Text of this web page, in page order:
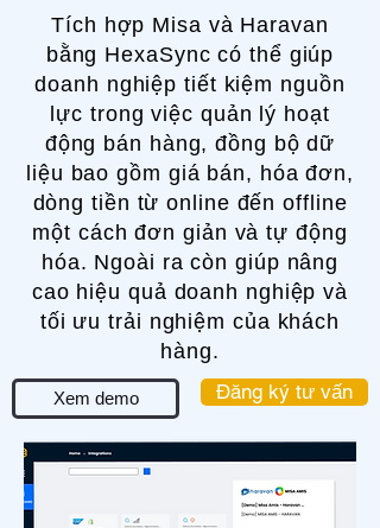
Tích hợp Misa và Haravan
bằng HexaSync có thể giúp
doanh nghiệp tiết kiệm nguồn
lực trong việc quản lý hoạt
động bán hàng, đồng bộ dữ
liệu bao gồm giá bán, hóa đơn,
dòng tiền từ online đến offline
một cách đơn giản và tự động
hóa. Ngoài ra còn giúp nâng
cao hiệu quả doanh nghiệp và
tối ưu trải nghiệm của khách
hàng.
Xem demo Đăng ký tư vấn